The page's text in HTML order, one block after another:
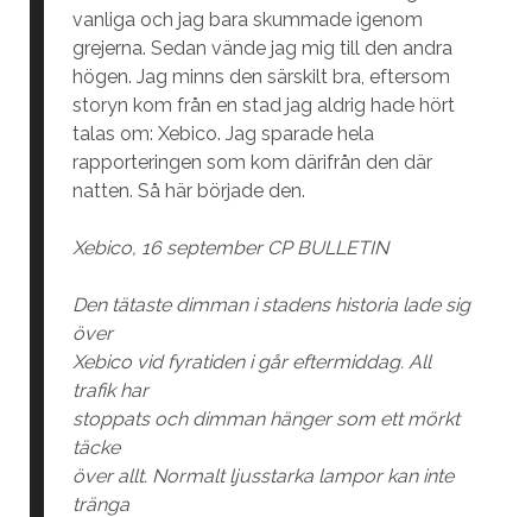
vanliga och jag bara skummade igenom
grejerna. Sedan vände jag mig till den andra
högen. Jag minns den särskilt bra, eftersom
storyn kom från en stad jag aldrig hade hört
talas om: Xebico. Jag sparade hela
rapporteringen som kom därifrån den där
natten. Så här började den.
Xebico, 16 september CP BULLETIN
Den tätaste dimman i stadens historia lade sig
över
Xebico vid fyratiden i går eftermiddag. All
trafik har
stoppats och dimman hänger som ett mörkt
täcke
över allt. Normalt ljusstarka lampor kan inte
tränga